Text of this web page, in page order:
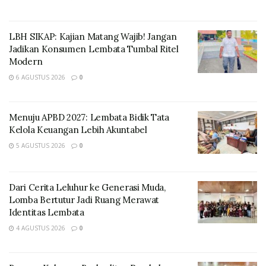
Kabupaten Lembata. Atas nama Pemerintah Kabupaten
Lembata, saya mengucapkan selamat dan sukses
kepada seluruh pengurus yang baru saja dilantik.
LBH SIKAP: Kajian Matang Wajib! Jangan
Jadikan Konsumen Lembata Tumbal Ritel
Modern
6 AGUSTUS 2026 0
Menuju APBD 2027: Lembata Bidik Tata
Kelola Keuangan Lebih Akuntabel
5 AGUSTUS 2026 0
Dari Cerita Leluhur ke Generasi Muda,
Lomba Bertutur Jadi Ruang Merawat
Identitas Lembata
4 AGUSTUS 2026 0